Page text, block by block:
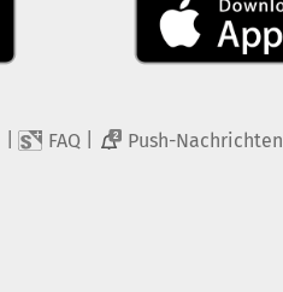
FAQ 2 Push-Nachrichten